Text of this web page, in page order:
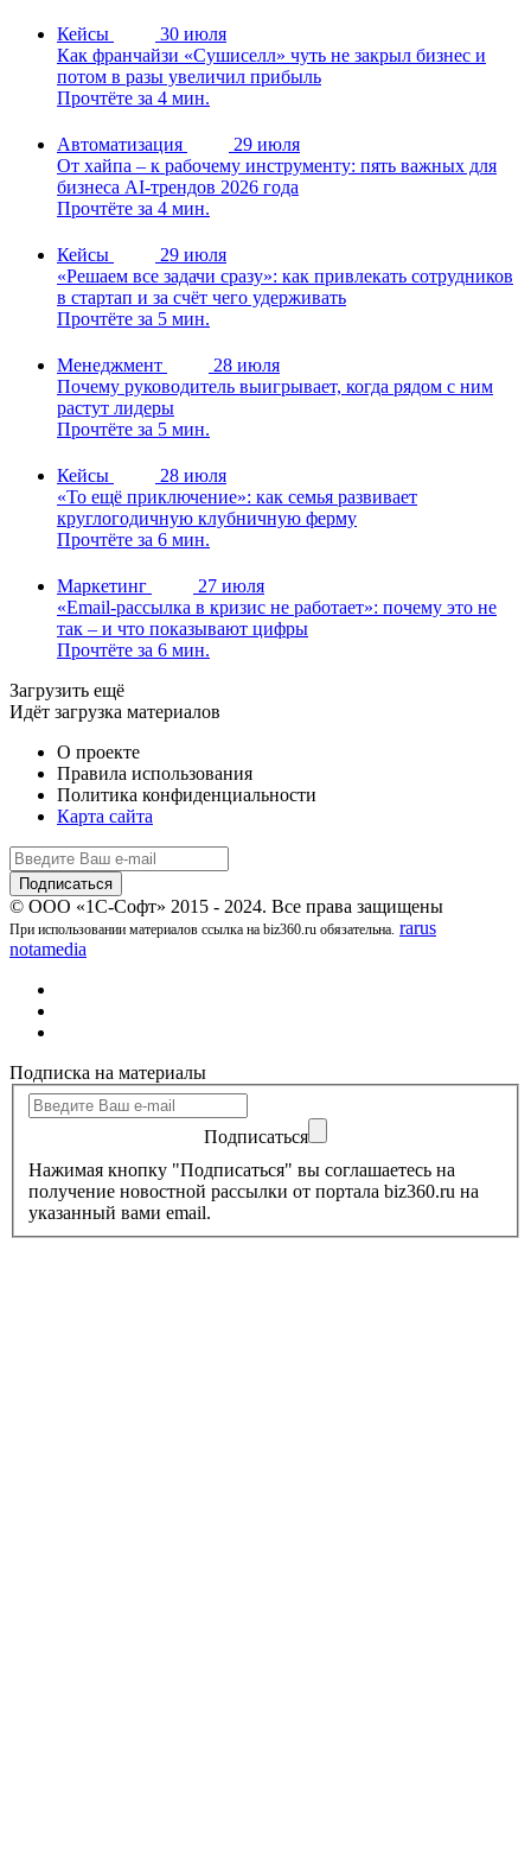
Кейсы
30 июля
Как франчайзи «Сушиселл» чуть не закрыл бизнес и
потом в разы увеличил прибыль
Прочтёте за 4 мин.
Автоматизация
29 июля
От хайпа – к рабочему инструменту: пять важных для
бизнеса AI-трендов 2026 года
Прочтёте за 4 мин.
Кейсы
29 июля
«Решаем все задачи сразу»: как привлекать сотрудников
в стартап и за счёт чего удерживать
Прочтёте за 5 мин.
Менеджмент
28 июля
Почему руководитель выигрывает, когда рядом с ним
растут лидеры
Прочтёте за 5 мин.
Кейсы
28 июля
«То ещё приключение»: как семья развивает
круглогодичную клубничную ферму
Прочтёте за 6 мин.
Маркетинг
27 июля
«Email-рассылка в кризис не работает»: почему это не
так – и что показывают цифры
Прочтёте за 6 мин.
Загрузить ещё
Идёт загрузка материалов
О проекте
Правила использования
Политика конфиденциальности
Карта сайта
© ООО «1С-Софт» 2015 - 2024. Все права защищены
При использовании материалов ссылка на biz360.ru обязательна. rarus
notamedia
Подписка на материалы
Подписаться
Нажимая кнопку "Подписаться" вы соглашаетесь на
получение новостной рассылки от портала biz360.ru на
указанный вами email.